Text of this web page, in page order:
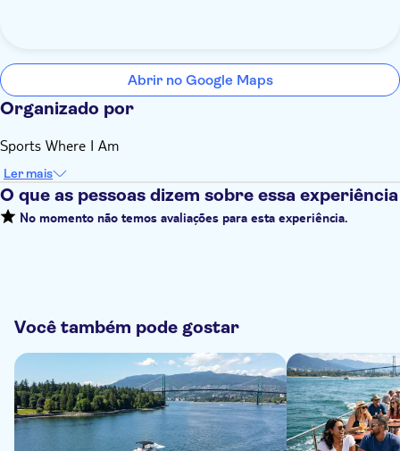
Abrir no Google Maps
Organizado por
Sports Where I Am
Ler mais
O que as pessoas dizem sobre essa experiência
No momento não temos avaliações para esta experiência.
Você também pode gostar